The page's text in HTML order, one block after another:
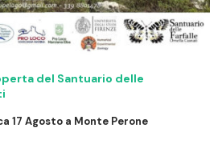
del Santuario delle
17 Agosto a Monte Perone